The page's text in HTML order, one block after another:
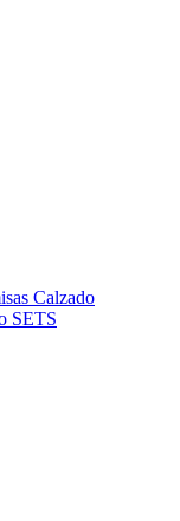
Calzado
SETS